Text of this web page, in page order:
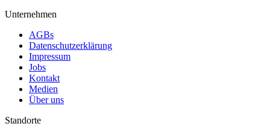
Unternehmen
AGBs
Datenschutzerklärung
Impressum
Jobs
Kontakt
Medien
Über uns
Standorte